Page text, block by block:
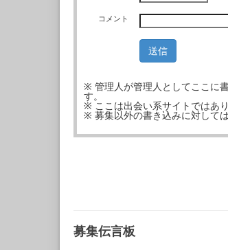
コメント
※ 管理人が管理人としてここに
す。
※ ここは出会い系サイトではあ
※ 募集以外の書き込みに対して
募集伝言板